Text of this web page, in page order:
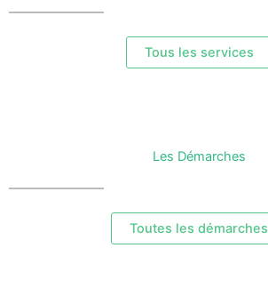
Tous les services
Les Démarches
Toutes les démarches